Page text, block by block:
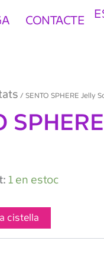
CONTACTE
/ SENTO SPHERE Jelly
1 en estoc
cistella